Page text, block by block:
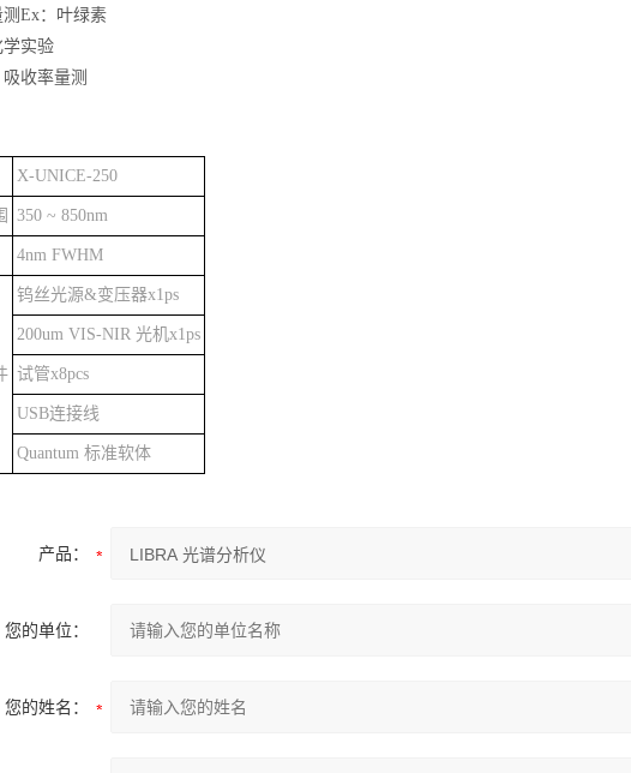
测Ex：叶绿素
学实验
收率量测
X-UNICE-250
350 ~ 850nm
4nm FWHM
钨丝光源&变压器x1ps
200um VIS-NIR 光机x1ps
试管x8pcs
USB连接线
Quantum 标准软体
产品：
您的单位：
您的姓名：